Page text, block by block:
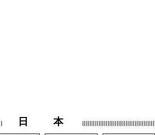
日 本